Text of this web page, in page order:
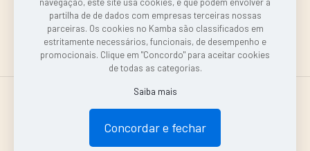
Intermarcas, LDA | 2024-25 © KambaExpresss.com
partilha de de dados com empresas terceiras nossas
parceiras. Os cookies no Kamba são classificados em
estritamente necessários, funcionais, de desempenho e
promocionais. Clique em "Concordo" para aceitar cookies
de todas as categorias.
Saiba mais
Concordar e fechar